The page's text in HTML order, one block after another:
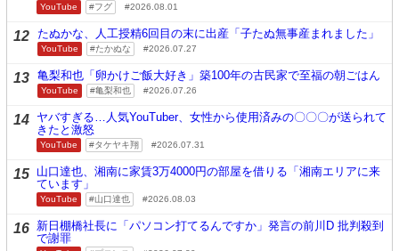
YouTube フグ 2026.08.01
12 たぬかな、人工授精6回目の末に出産「子たぬ無事産まれました」
YouTube たかぬな 2026.07.27
13 亀梨和也「卵かけご飯大好き」築100年の古民家で至福の朝ごはん
YouTube 亀梨和也 2026.07.26
14 ヤバすぎる…人気YouTuber、女性から使用済みの〇〇〇が送られて
きたと激怒
YouTube タケヤキ翔 2026.07.31
15 山口達也、湘南に家賃3万4000円の部屋を借りる「湘南エリアに来
ています」
YouTube 山口達也 2026.08.03
16 新日棚橋社長に「パソコン打てるんですか」発言の前川D 批判殺到
で謝罪